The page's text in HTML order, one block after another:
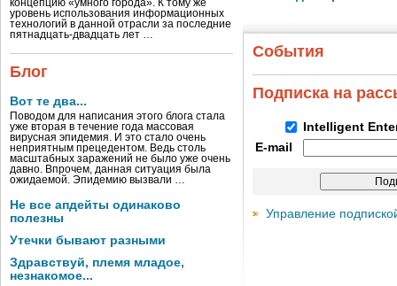
концепцию «умного города». К тому же
уровень использования информационных
технологий в данной отрасли за последние
пятнадцать-двадцать лет …
Блог
Вот те два...
Поводом для написания этого блога стала
уже вторая в течение года массовая
вирусная эпидемия. И это стало очень
неприятным прецедентом. Ведь столь
масштабных заражений не было уже очень
давно. Впрочем, данная ситуация была
ожидаемой. Эпидемию вызвали …
Не все апдейты одинаково
полезны
Утечки бывают разными
Здравствуй, племя младое,
незнакомое...
События
Подписка на
Intelligent
E-mail
Управление